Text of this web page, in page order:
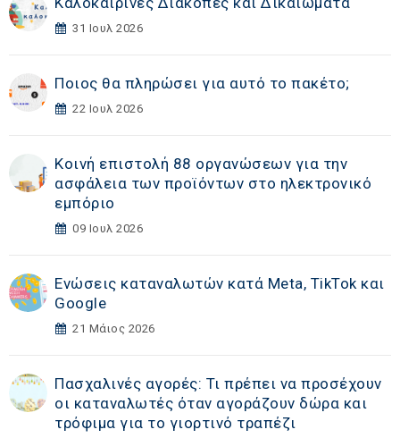
31 Ιουλ 2026
Ποιος θα πληρώσει για αυτό το πακέτο;
22 Ιουλ 2026
Κοινή επιστολή 88 οργανώσεων για την
ασφάλεια των προϊόντων στο ηλεκτρονικό
εμπόριο
09 Ιουλ 2026
Ενώσεις καταναλωτών κατά Meta, TikTok και
Google
21 Μάιος 2026
Πασχαλινές αγορές: Τι πρέπει να προσέχουν
οι καταναλωτές όταν αγοράζουν δώρα και
τρόφιμα για το γιορτινό τραπέζι